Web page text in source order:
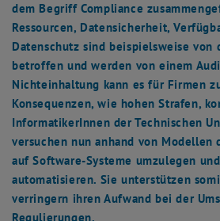
dem Begriff Compliance
Ressourcen, Datensicherheit,
Datenschutz sind beispielsweise von
betroffen und werden von einem
Nichteinhaltung kann es für Firmen
Konsequenzen, wie hohen Strafen,
InformatikerInnen der Technischen
versuchen nun anhand von Modellen
auf Software-Systeme umzulegen
automatisieren. Sie unterstützen
verringern ihren Aufwand bei der
Regulierungen.